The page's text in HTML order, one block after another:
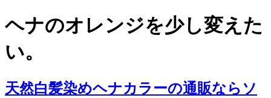
ヘナのオレンジを少し変えた
い。
天然白髪染めヘナカラーの通販ならソ